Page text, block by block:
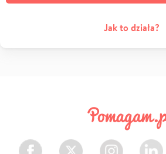
Jak to działa?
Facebook Twitter Instagram LinkedIn